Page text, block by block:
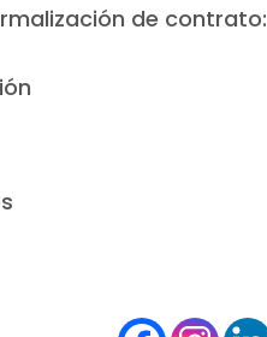
de contrato: